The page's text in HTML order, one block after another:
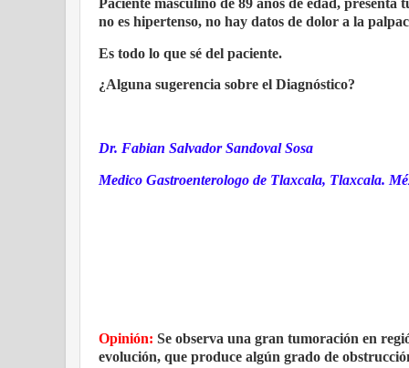
no es hipertenso, no hay datos de dolor a la
Es todo lo que sé del paciente.
¿Alguna sugerencia sobre el Diagnóstico?
Dr. Fabian Salvador Sandoval Sosa
Medico Gastroenterologo de Tlaxcala, Tlaxcala.
Opinión: Se observa una gran tumoración en
evolución, que produce algún grado de